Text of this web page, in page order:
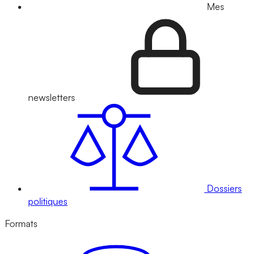
Mes
newsletters
Dossiers
politiques
Formats